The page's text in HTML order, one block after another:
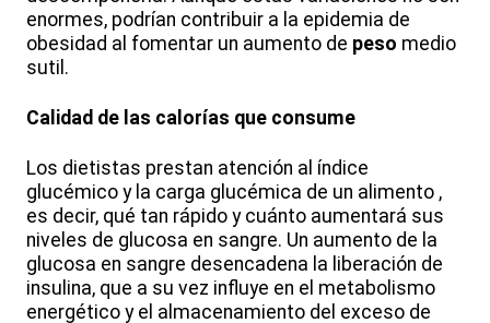
enormes, podrían contribuir a la epidemia de
obesidad al fomentar un aumento de peso medio
sutil.
Calidad de las calorías que consume
Los dietistas prestan atención al índice
glucémico y la carga glucémica de un alimento ,
es decir, qué tan rápido y cuánto aumentará sus
niveles de glucosa en sangre. Un aumento de la
glucosa en sangre desencadena la liberación de
insulina, que a su vez influye en el metabolismo
energético y el almacenamiento del exceso de